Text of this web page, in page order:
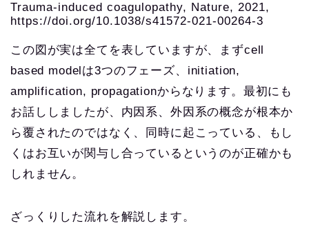
Trauma-induced coagulopathy, Nature, 2021,
https://doi.org/10.1038/s41572-021-00264-3
この図が実は全てを表していますが、まずcell
based modelは3つのフェーズ、initiation,
amplification, propagationからなります。最初にも
お話ししましたが、内因系、外因系の概念が根本か
ら覆されたのではなく、同時に起こっている、もし
くはお互いが関与し合っているというのが正確かも
しれません。
ざっくりした流れを解説します。